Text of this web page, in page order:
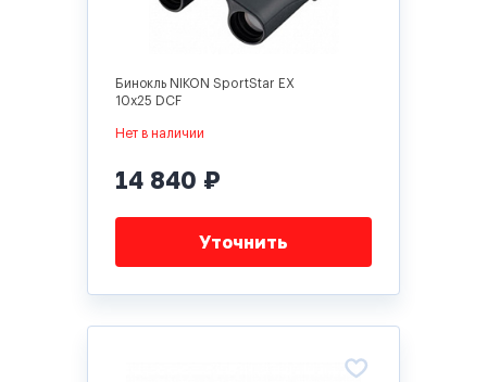
Бинокль NIKON SportStar EX
10x25 DCF
Нет в наличии
14 840 ₽
Уточнить